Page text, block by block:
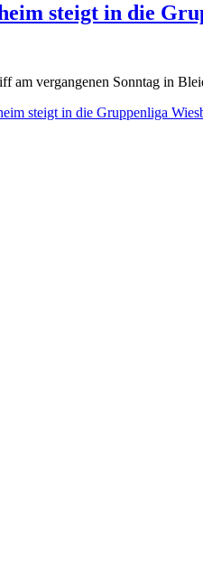
steigt in die
am vergangenen Sonntag in
steigt in die Gruppenliga